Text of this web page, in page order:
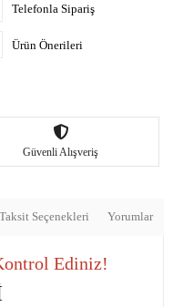
Telefonla Sipariş
Ürün Önerileri
Güvenli Alışveriş
Taksit Seçenekleri Yorumlar
Ediniz!